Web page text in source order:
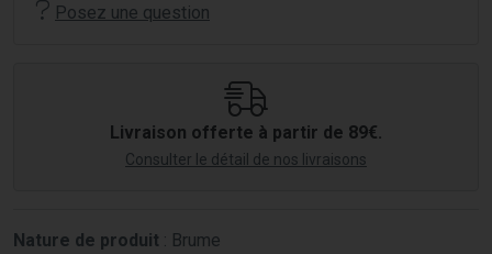
Posez une question
Livraison offerte à partir de 89€.
Consulter le détail de nos livraisons
Nature de produit : Brume